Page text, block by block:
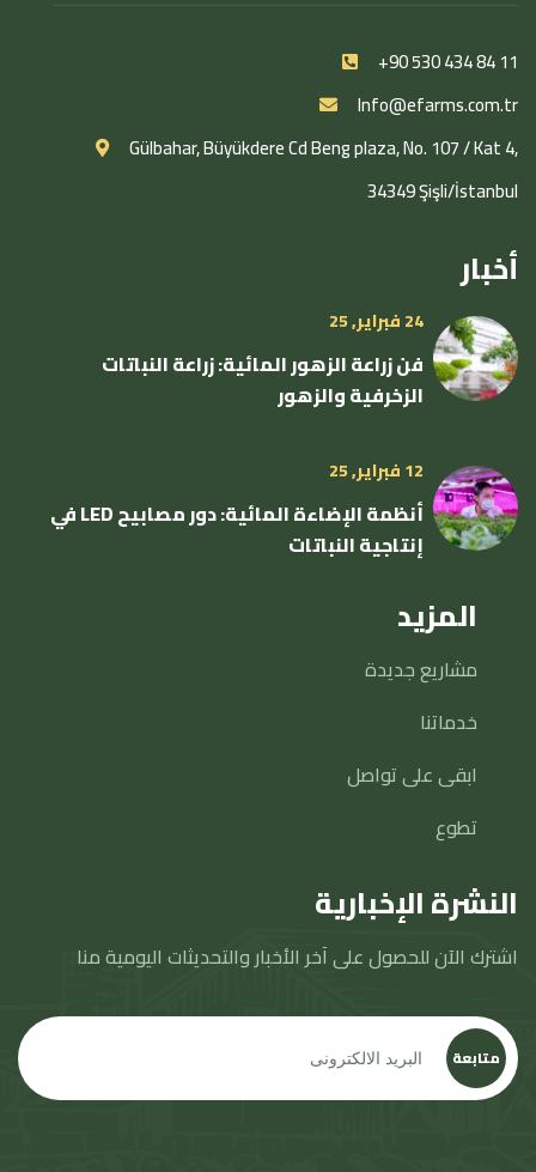
+90 530 434 84 11
Info@efarms.com.tr
Gülbahar, Büyükdere Cd Beng plaza, No. 107 / Kat 4,
34349 Şişli/İstanbul
أخبار
24 فبراير, 25
فن زراعة الزهور المائية: زراعة النباتات
الزخرفية والزهور
12 فبراير, 25
أنظمة الإضاءة المائية: دور مصابيح LED في
إنتاجية النباتات
المزيد
مشاريع جديدة
خدماتنا
ابقى على تواصل
تطوع
النشرة الإخبارية
اشترك الآن للحصول على آخر الأخبار والتحديثات اليومية منا
متابعة